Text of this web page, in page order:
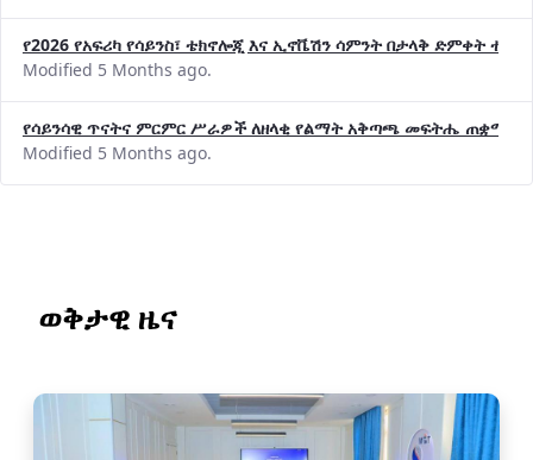
የ2026 የአፍሪካ የሳይንስ፣ ቴክኖሎጂ እና ኢኖቬሽን ሳምንት በታላቅ ድምቀት
Modified 5 Months ago.
የሳይንሳዊ ጥናትና ምርምር ሥራዎች ለዘላቂ የልማት አቅጣጫ መፍትሔ ጠቋሚ
Modified 5 Months ago.
ወቅታዊ ዜና